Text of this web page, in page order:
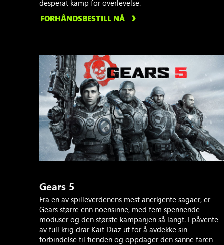
desperat kamp for overlevelse.
FORHÅNDSBESTILL NÅ
Gears 5
Fra en av spilleverdenens mest anerkjente sagaer, er
Gears større enn noensinne, med fem spennende
moduser og den største kampanjen så langt. I påvente
av full krig drar Kait Diaz ut for å avdekke sin
forbindelse til fienden og oppdager den sanne faren